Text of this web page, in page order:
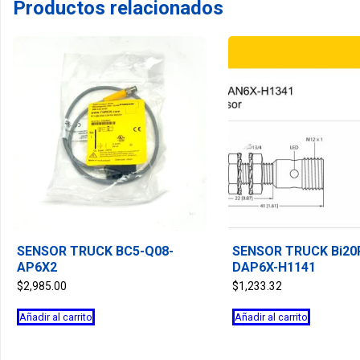
Productos relacionados
SENSOR TRUCK BC5-Q08-
AP6X2
$2,985.00
Añadir al carrito
SENSOR TRUCK
DAP6X-H1141
$1,233.32
Añadir al carrito